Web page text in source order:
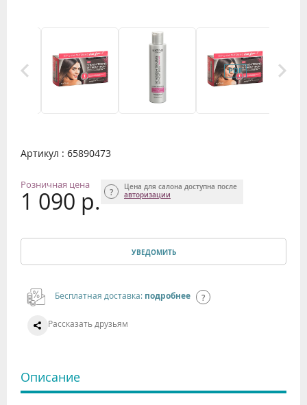
Артикул : 65890473
Розничная цена
1 090 р.
Цена для салона доступна после
авторизации
УВЕДОМИТЬ
Бесплатная доставка: подробнее
Рассказать друзьям
Описание